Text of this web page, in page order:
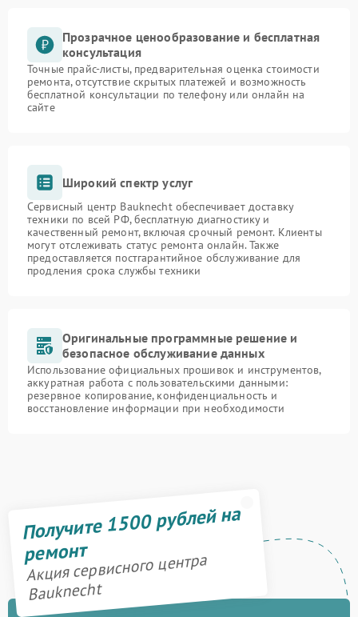
Прозрачное ценообразование и бесплатная
консультация
Точные прайс-листы, предварительная оценка стоимости
ремонта, отсутствие скрытых платежей и возможность
бесплатной консультации по телефону или онлайн на
сайте
Широкий спектр услуг
Сервисный центр Bauknecht обеспечивает доставку
техники по всей РФ, бесплатную диагностику и
качественный ремонт, включая срочный ремонт. Клиенты
могут отслеживать статус ремонта онлайн. Также
предоставляется постгарантийное обслуживание для
продления срока службы техники
Оригинальные программные решение и
безопасное обслуживание данных
Использование официальных прошивок и инструментов,
аккуратная работа с пользовательскими данными:
резервное копирование, конфиденциальность и
восстановление информации при необходимости
Получите 1500 рублей на
ремонт
Акция сервисного центра
Bauknecht